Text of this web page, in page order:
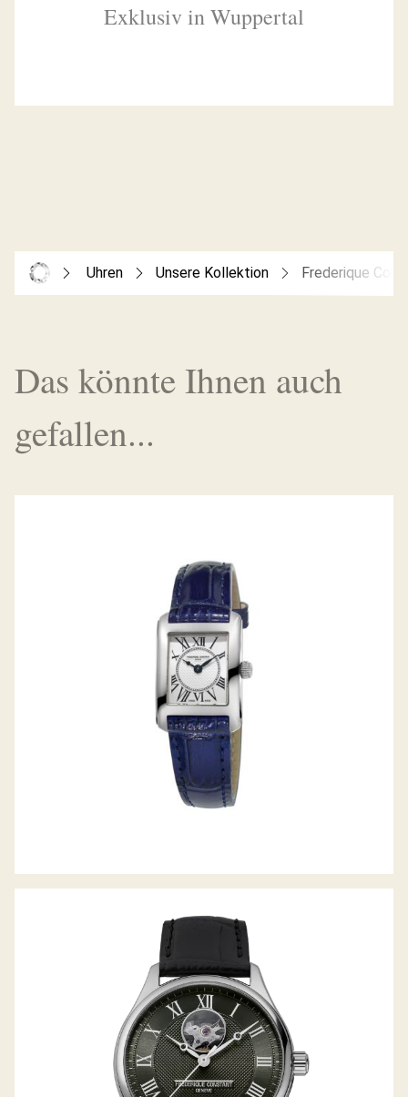
Exklusiv in Wuppertal
Uhren Unsere Kollektion Frederique
Das könnte Ihnen auch
gefallen...
CLASSICS CARREE LADIES
CLASSICS HEART BEAT AUTOMATIC